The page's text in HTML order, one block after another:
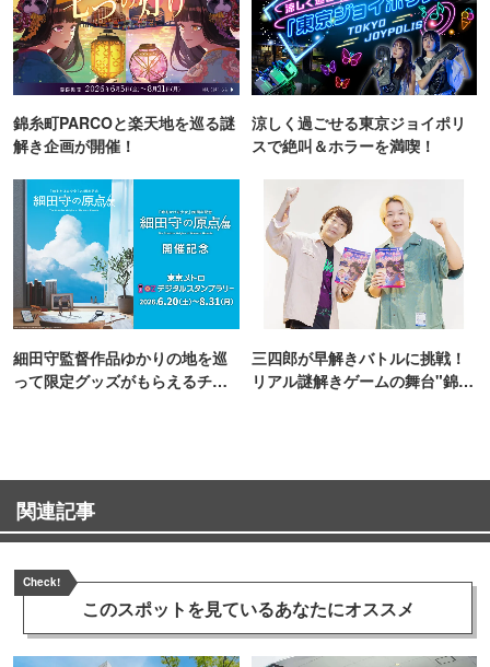
錦糸町PARCOと楽天地を巡る謎
解き企画が開催！
涼しく過ごせる東京ジョイポリ
スで絶叫＆ホラーを満喫！
細田守監督作品ゆかりの地を巡
って限定グッズがもらえるチャ
三四郎が早解きバトルに挑戦！
リアル謎解きゲームの舞台"錦糸
関連記事
Check!
このスポットを見ているあなたにオススメ